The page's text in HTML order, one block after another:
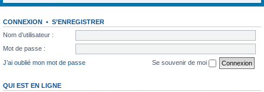
CONNEXION • S’ENREGISTRER
Nom d’utilisateur :
Mot de passe :
J’ai oublié mon mot de passe
Se souvenir de moi
QUI EST EN LIGNE